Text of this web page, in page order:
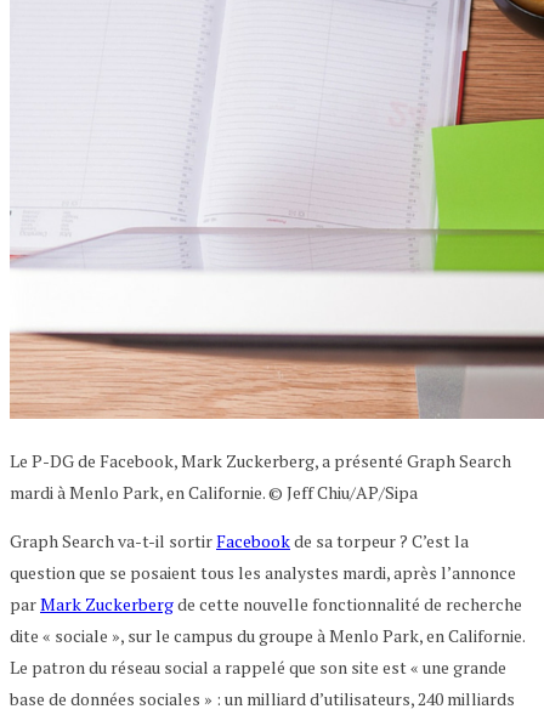
Le P-DG de Facebook, Mark Zuckerberg, a présenté Graph Search
mardi à Menlo Park, en Californie. © Jeff Chiu/AP/Sipa
Graph Search va-t-il sortirFacebookde sa torpeur ? C’est la
question que se posaient tous les analystes mardi, après l’annonce
parMark Zuckerbergde cette nouvelle fonctionnalité de recherche
dite « sociale », sur le campus du groupe à Menlo Park, en Californie.
Le patron du réseau social a rappelé que son site est « une grande
base de données sociales » : un milliard d’utilisateurs, 240 milliards